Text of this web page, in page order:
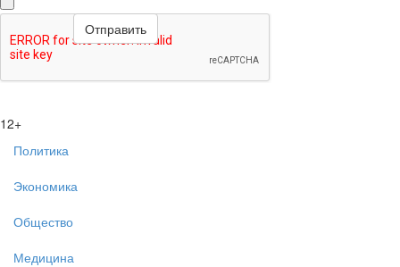
12+
Политика
Экономика
Общество
Медицина